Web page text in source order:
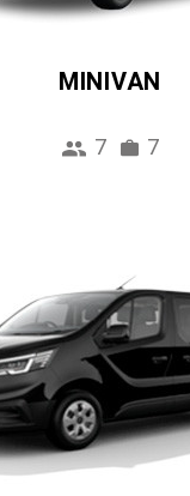
MINIVAN
7 7